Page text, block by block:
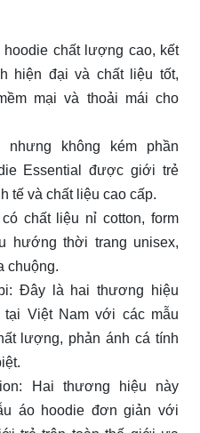
hoodie chất lượng cao, kết
hiện đại và chất liệu tốt,
mại và thoải mái cho
nhưng không kém phần
Essential được giới trẻ
tế và chất liệu cao cấp.
chất liệu nỉ cotton, form
hướng thời trang unisex,
chuộng.
Đây là hai thương hiệu
tại Việt Nam với các mẫu
lượng, phản ánh cá tính
Hai thương hiệu này
áo hoodie đơn giản với